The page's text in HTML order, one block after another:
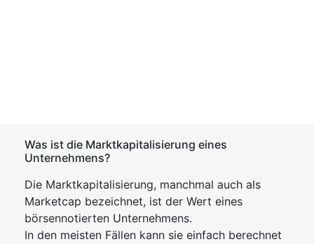
Was ist die Marktkapitalisierung eines
Unternehmens?
Die Marktkapitalisierung, manchmal auch als
Marketcap bezeichnet, ist der Wert eines
börsennotierten Unternehmens.
In den meisten Fällen kann sie einfach berechnet